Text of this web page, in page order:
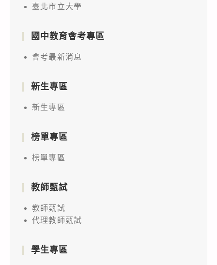
臺北市立大學
國中教育會考專區
會考最新消息
新生專區
新生專區
榜單專區
榜單專區
教師甄試
教師甄試
代理教師甄試
學生專區